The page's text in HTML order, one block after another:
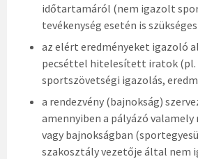
időtartamáról (nem igazolt
tevékenység esetén is
az elért eredményeket igazoló
pecséttel hitelesített iratok (pl.
sportszövetségi igazolás,
a rendezvény (bajnokság)
amennyiben a pályázó valamely
vagy bajnokságban
szakosztály vezetője által nem